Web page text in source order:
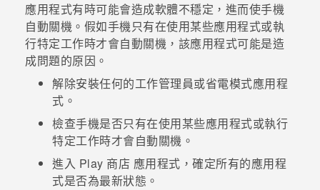
應用程式有時可能會造成軟體不穩定，進而使手機
自動關機。假如手機只有在使用某些應用程式或執
行特定工作時才會自動關機，該應用程式可能是造
成問題的原因。
解除安裝任何的工作管理員或省電模式應用程
式。
檢查手機是否只有在使用某些應用程式或執行
特定工作時才會自動關機。
進入 Play 商店 應用程式，確定所有的應用程
式是否為最新狀態。